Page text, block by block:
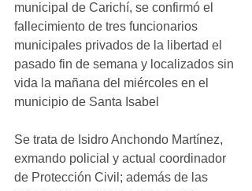
municipal de Carichí, se confirmó el
fallecimiento de tres funcionarios
municipales privados de la libertad el
pasado fin de semana y localizados sin
vida la mañana del miércoles en el
municipio de Santa Isabel
Se trata de Isidro Anchondo Martínez,
exmando policial y actual coordinador
de Protección Civil; además de las